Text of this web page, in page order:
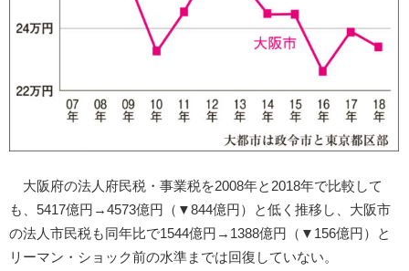
大阪府の法人府民税・事業税を2008年と2018年で比較して
も、5417億円→4573億円（▼844億円）と低く推移し、大阪市
の法人市民税も同年比で1544億円→1388億円（▼156億円）と
リーマン・ショック前の水準までは回復していない。